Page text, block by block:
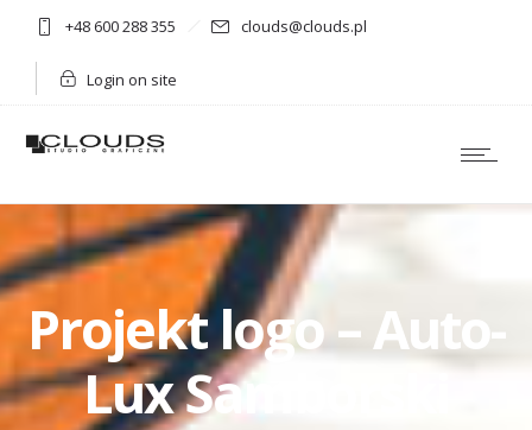
+48 600 288 355 clouds@clouds.pl
Login on site
Projekt logo – Auto-
Lux Samborski